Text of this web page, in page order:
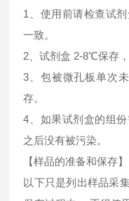
1、使用前请检查试
一致。
2、试剂盒 2-8℃保存
3、包被微孔板单次
存。
4、如果试剂盒的组
之后没有被污染。
【样品的准备和保存】
以下只是列出样品采